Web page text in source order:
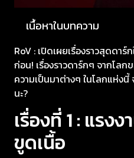
เนื้อหาในบทความ
RoV : เปิดเผยเรื่องราวสุดดา
ก่อน! เรื่องราวดาร์กๆ จากโลก
ความเป็นมาต่างๆ ในโลกแห่ง
นะ?
เรื่องที่ 1 : แรง
ขูดเนื้อ